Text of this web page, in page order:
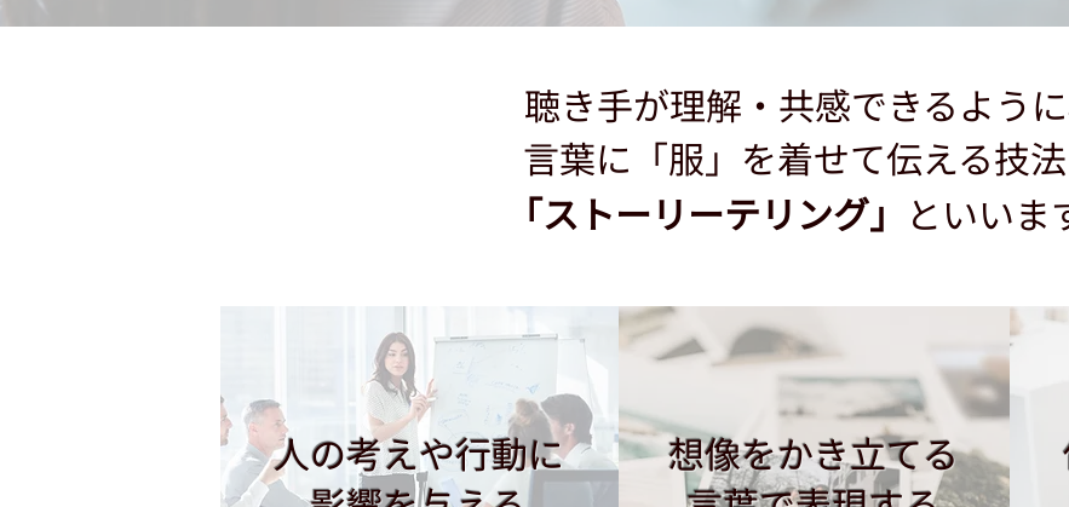
聴き手が理解・共感できるように
言葉に 「服」を着せて伝える技
「ストーリーテリング」 といいま
人の考えや行動に
​想像をかき立てる